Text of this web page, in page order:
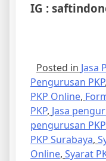
IG :
Posted in Jasa
Pengurusan PKP,
PKP Online,
PKP, Jasa
pengurusan
PKP Surabaya,
Online, Syarat